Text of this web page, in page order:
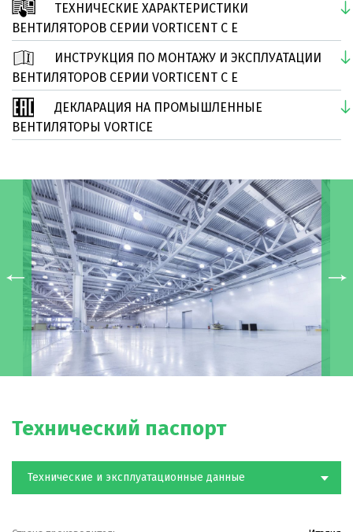
относительно выходного отверстия.
Модель оснащена асинхронным двигателем на
шарикоподшипниках с термозащитой.
Дополнительно к вентилятору поставляются
регуляторы скорости.
ТЕХНИЧЕСКИЕ ХАРАКТЕРИСТИКИ
ВЕНТИЛЯТОРОВ СЕРИИ VORTICENT C E
ИНСТРУКЦИЯ ПО МОНТАЖУ И ЭКСПЛУАТАЦИИ
ВЕНТИЛЯТОРОВ СЕРИИ VORTICENT C E
ДЕКЛАРАЦИЯ НА ПРОМЫШЛЕННЫЕ
ВЕНТИЛЯТОРЫ VORTICE
Технический паспорт
Технические и эксплуатационные данные